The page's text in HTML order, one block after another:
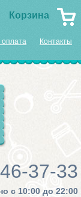
Корзина
оплата Контакты
46-37-33
с 10:00 до 22:00